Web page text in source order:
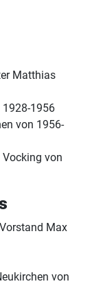
Matthias
1928-1956
von 1956-
von
Max
von